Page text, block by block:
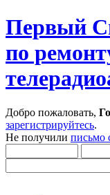
Первый
по
Добро пожаловать,
зарегистрируйтесь.
Не получили письмо